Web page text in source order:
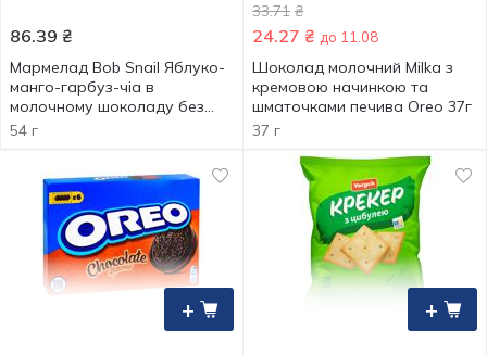
86.39 ₴
Мармелад Bob Snail Яблуко-
манго-гарбуз-чіа в
молочному шоколаду без
цукру 54г
54 г
33.71 ₴
24.27 ₴ до 11.08
Шоколад молочний Milka з
кремовою начинкою та
шматочками печива Oreo 37г
37 г
+ +